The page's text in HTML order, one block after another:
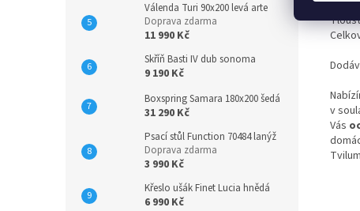
Válenda Turi 90x200 levá arte
Doprava zdarma
11 990 Kč
Skříň Basti IV dub sonoma
9 190 Kč
Boxspring Samara 180x200 šedá
31 290 Kč
Psací stůl Function 70484 lanýž
Doprava zdarma
3 990 Kč
Křeslo ušák Finet Lucia hnědá
6 990 Kč
v
Vás